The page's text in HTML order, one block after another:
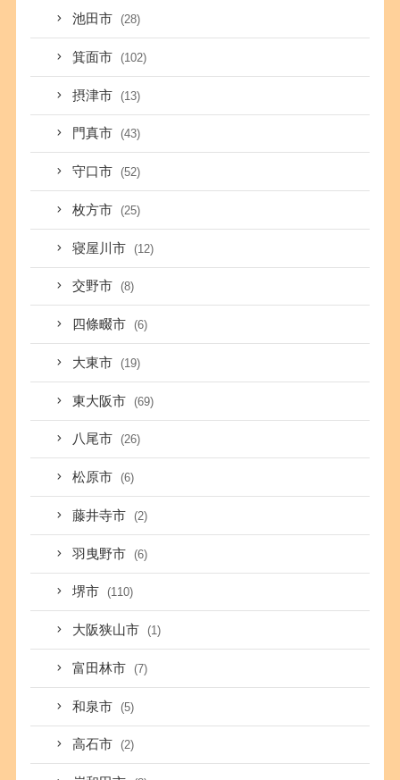
池田市 (28)
箕面市 (102)
摂津市 (13)
門真市 (43)
守口市 (52)
枚方市 (25)
寝屋川市 (12)
交野市 (8)
四條畷市 (6)
大東市 (19)
東大阪市 (69)
八尾市 (26)
松原市 (6)
藤井寺市 (2)
羽曳野市 (6)
堺市 (110)
大阪狭山市 (1)
富田林市 (7)
和泉市 (5)
高石市 (2)